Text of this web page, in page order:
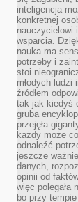
inteligencja
konkretnej
nauczycielowi
wsparcia.
nauka ma
potrzeby i
stoi
młodych ludzi
źródłem
tak jak kiedyś
gruba
przejęła
każdy może
odnaleźć
jeszcze
danych,
opinii od
więc polegała
bo przy